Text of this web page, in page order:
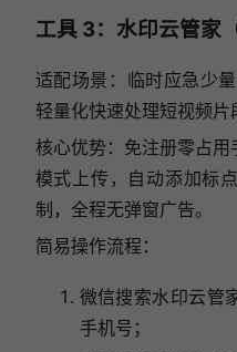
工具 3：水印云管家
适配场景：临时应急少
轻量化快速处理短视频片
核心优势：免注册零占
模式上传，自动添加标
制，全程无弹窗广告。
简易操作流程：
微信搜索水印云管
手机号；